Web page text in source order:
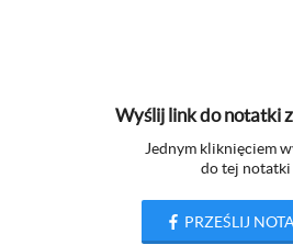
Wyślij link do notatki
Jednym kliknięciem
do tej notatki
PRZEŚLIJ